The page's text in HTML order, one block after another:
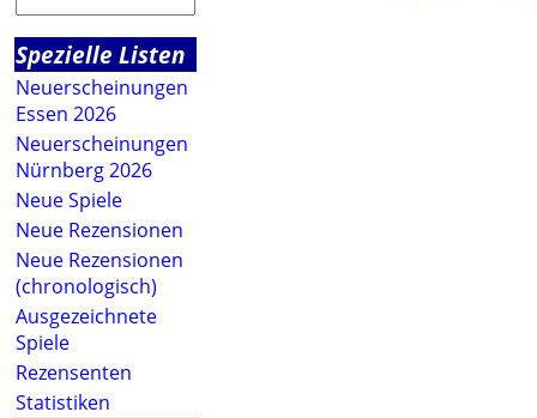
Spezielle Listen
Neuerscheinungen
Essen 2026
Neuerscheinungen
Nürnberg 2026
Neue Spiele
Neue Rezensionen
Neue Rezensionen
(chronologisch)
Ausgezeichnete
Spiele
Rezensenten
Statistiken